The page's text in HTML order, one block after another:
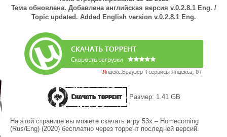
Тема обновлена. Добавлена английская версия v.0.2.8.1 Eng. /
Topic updated. Added English version v.0.2.8.1 Eng.
Скачать торрент Размер: 1.41 GB
На этой странице вы можете скачать игру 53x – Homecoming
(Rus/Eng) (2020) бесплатно через торрент последней версий.